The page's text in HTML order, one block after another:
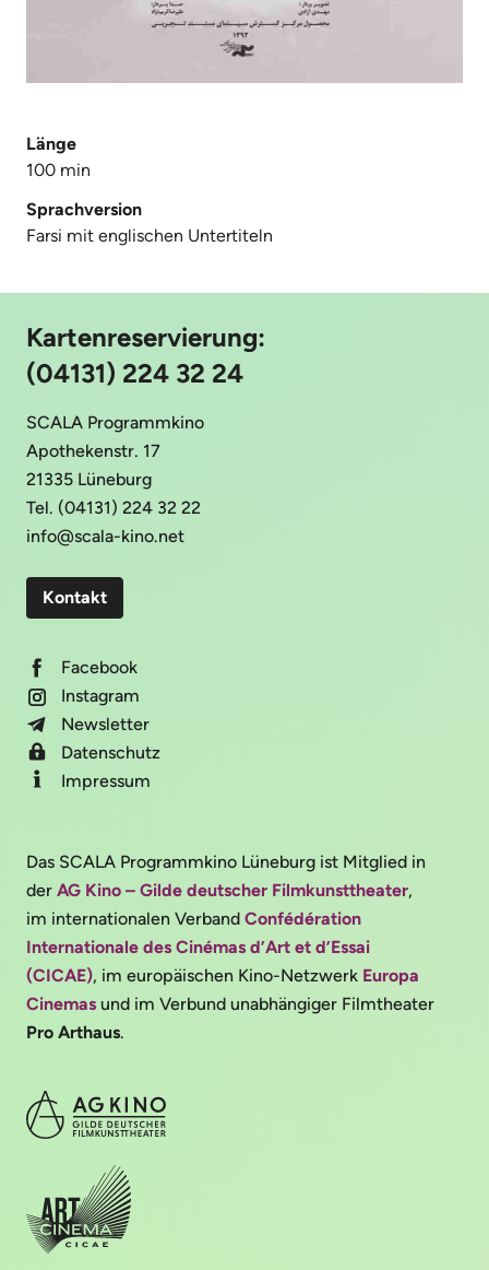
Länge
100 min
Sprachversion
Farsi mit englischen Untertiteln
Kartenreservierung:
(04131) 224 32 24
SCALA Programmkino
Apothekenstr. 17
21335 Lüneburg
Tel. (04131) 224 32 22
info@scala-kino.net
Kontakt
Facebook
Instagram
Newsletter
Datenschutz
Impressum
Das SCALA Programmkino Lüneburg ist Mitglied in
der AG Kino – Gilde deutscher Filmkunsttheater,
im internationalen Verband Confédération
Internationale des Cinémas d’Art et d’Essai
(CICAE), im europäischen Kino-Netzwerk Europa
Cinemas und im Verbund unabhängiger Filmtheater
Pro Arthaus.